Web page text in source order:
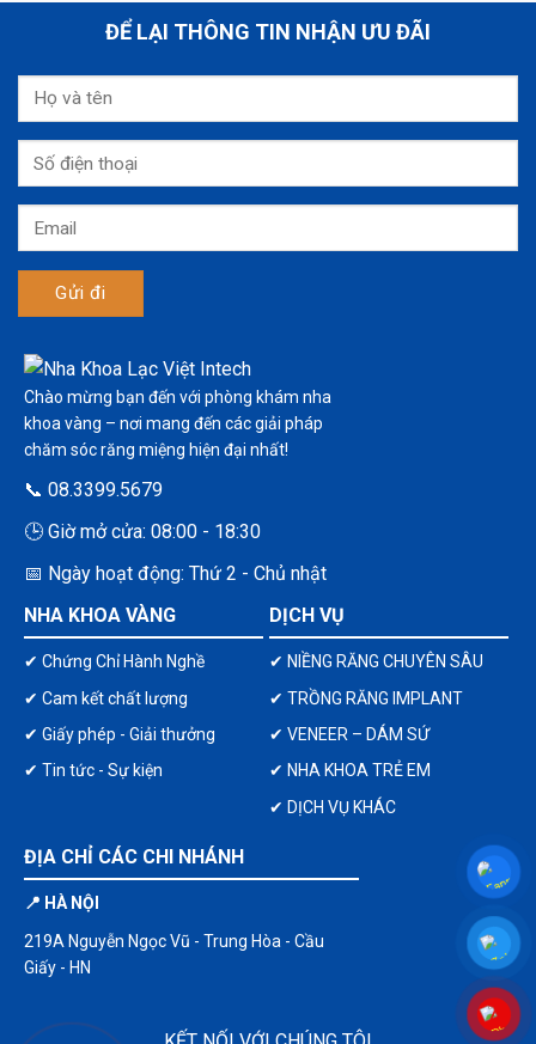
ĐỂ LẠI THÔNG TIN NHẬN ƯU ĐÃI
Chào mừng bạn đến với phòng khám nha
khoa vàng – nơi mang đến các giải pháp
chăm sóc răng miệng hiện đại nhất!
📞 08.3399.5679
🕒 Giờ mở cửa: 08:00 - 18:30
📅 Ngày hoạt động: Thứ 2 - Chủ nhật
NHA KHOA VÀNG
✔ Chứng Chỉ Hành Nghề
✔ Cam kết chất lượng
✔ Giấy phép - Giải thưởng
✔ Tin tức - Sự kiện
DỊCH VỤ
✔ NIỀNG RĂNG CHUYÊN SÂU
✔ TRỒNG RĂNG IMPLANT
✔ VENEER – DÁM SỨ
✔ NHA KHOA TRẺ EM
✔ DỊCH VỤ KHÁC
ĐỊA CHỈ CÁC CHI NHÁNH
📍 HÀ NỘI
219A Nguyễn Ngọc Vũ - Trung Hòa - Cầu
Giấy - HN